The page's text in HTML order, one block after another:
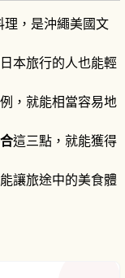
，是沖繩美國文
本旅行的人也能輕
，就能相當容易地
這三點，就能獲得
讓旅途中的美食體